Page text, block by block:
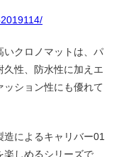
いクロノマットは、パ
久性、防水性に加えエ
ッション性にも優れて
によるキャリバー01
楽しめるシリーズで